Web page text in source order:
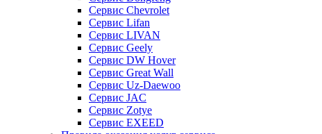
Сервис Chevrolet
Сервис Lifan
Сервис LIVAN
Сервис Geely
Сервис DW Hover
Сервис Great Wall
Сервис Uz-Daewoo
Сервис JAC
Сервис Zotye
Сервис EXEED